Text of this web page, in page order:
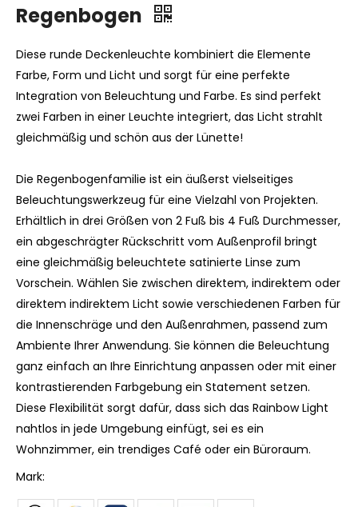
Regenbogen
Diese runde Deckenleuchte kombiniert die Elemente
Farbe, Form und Licht und sorgt für eine perfekte
Integration von Beleuchtung und Farbe. Es sind perfekt
zwei Farben in einer Leuchte integriert, das Licht strahlt
gleichmäßig und schön aus der Lünette!
Die Regenbogenfamilie ist ein äußerst vielseitiges
Beleuchtungswerkzeug für eine Vielzahl von Projekten.
Erhältlich in drei Größen von 2 Fuß bis 4 Fuß Durchmesser,
ein abgeschrägter Rückschritt vom Außenprofil bringt
eine gleichmäßig beleuchtete satinierte Linse zum
Vorschein. Wählen Sie zwischen direktem, indirektem oder
direktem indirektem Licht sowie verschiedenen Farben für
die Innenschräge und den Außenrahmen, passend zum
Ambiente Ihrer Anwendung. Sie können die Beleuchtung
ganz einfach an Ihre Einrichtung anpassen oder mit einer
kontrastierenden Farbgebung ein Statement setzen.
Diese Flexibilität sorgt dafür, dass sich das Rainbow Light
nahtlos in jede Umgebung einfügt, sei es ein
Wohnzimmer, ein trendiges Café oder ein Büroraum.
Mark: